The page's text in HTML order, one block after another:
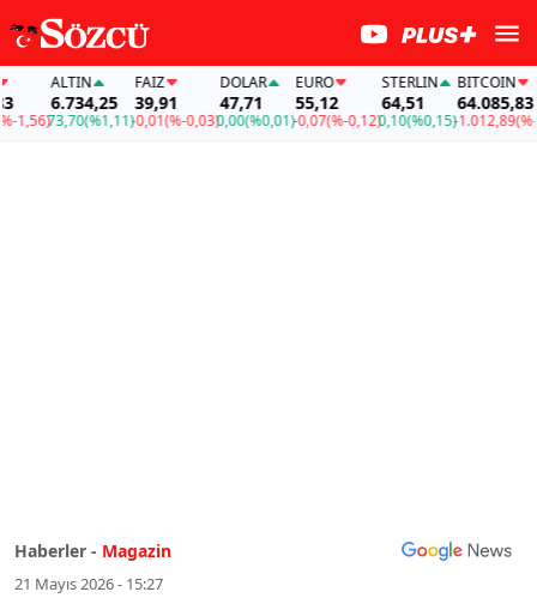
ALTIN
6.734,25
73,70(%1,11)
FAİZ
39,91
-0,01(%-0,03)
DOLAR
47,71
0,00(%0,01)
EURO
55,12
-0,07(%-0,12)
STERLIN
64,51
0,10(%0,15)
BITCOIN
64.085,83
-1.012,89(%-
Haberler - Magazin
21 Mayıs 2026 - 15:27